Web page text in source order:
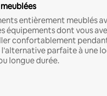
entièrement meublés
équipements dont vous
confortablement
l'alternative parfaite à une
longue durée.